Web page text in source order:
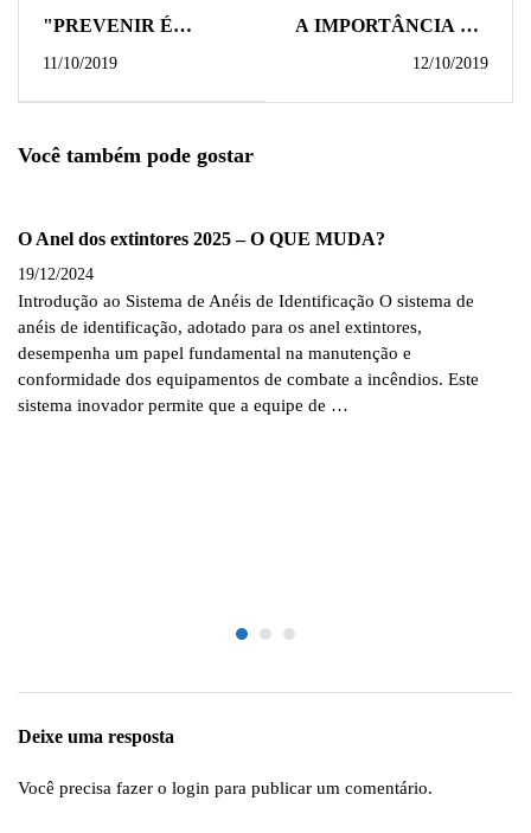
"PREVENIR É
11/10/2019
A IMPORTÂNCIA DA
CONDOMÍNIO
12/10/2019
Você também pode gostar
O Anel dos extintores 2025 – O QUE MUDA?
19/12/2024
Introdução ao Sistema de Anéis de Identificação O sistema de
anéis de identificação, adotado para os anel extintores,
desempenha um papel fundamental na manutenção e
conformidade dos equipamentos de combate a incêndios. Este
sistema inovador permite que a equipe de …
Deixe uma resposta
Você precisa fazer o login para publicar um comentário.